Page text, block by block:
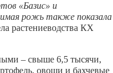
«Базис» и
рожь также показала
растениеводства КХ
– свыше 6,5 тысячи,
овощи и бахчевые